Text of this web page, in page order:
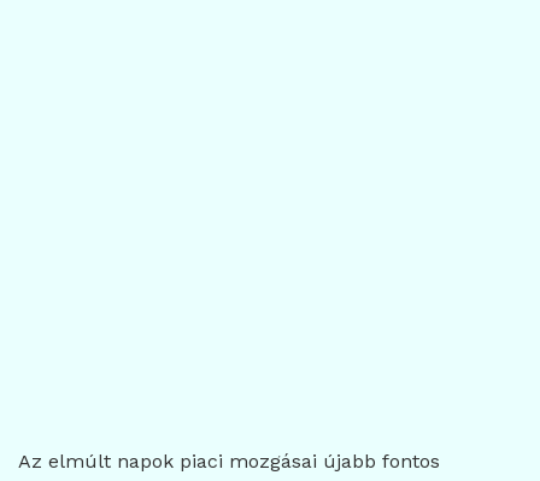
Az elmúlt napok piaci mozgásai újabb fontos